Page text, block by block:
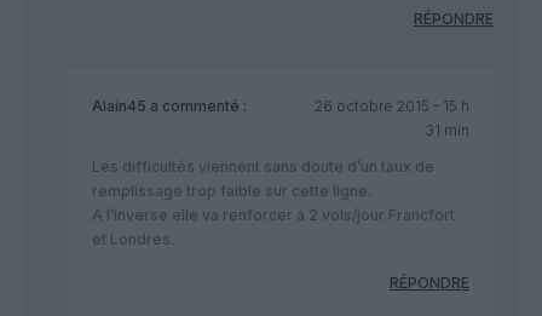
RÉPONDRE
Alain45 a commenté :
26 octobre 2015 - 15 h
31 min
Les difficultés viennent sans doute d’un taux de
remplissage trop faible sur cette ligne.
A l’inverse elle va renforcer à 2 vols/jour Francfort
et Londres.
RÉPONDRE